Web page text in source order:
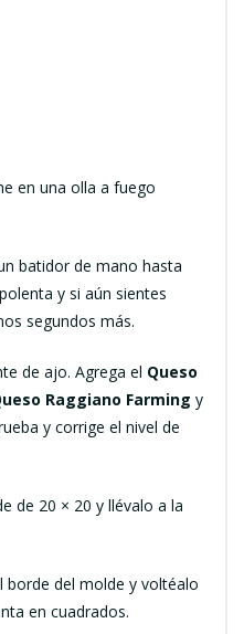
en una olla a fuego
batidor de mano hasta
y si aún sientes
segundos más.
de ajo. Agrega el Queso
Raggiano Farming y
y corrige el nivel de
de 20 × 20 y llévalo a la
borde del molde y voltéalo
en cuadrados.